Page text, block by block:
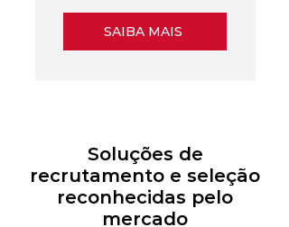
SAIBA MAIS
Soluções de
recrutamento e seleção
reconhecidas pelo
mercado